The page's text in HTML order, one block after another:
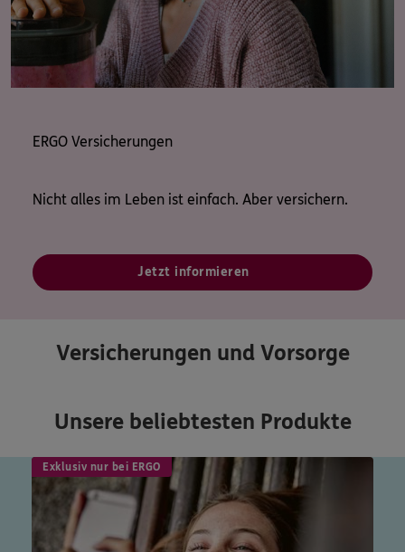
ERGO Versicherungen
Nicht alles im Leben ist einfach. Aber versichern.
Jetzt informieren
Versicherungen und Vorsorge
Unsere beliebtesten Produkte
Exklusiv nur bei ERGO